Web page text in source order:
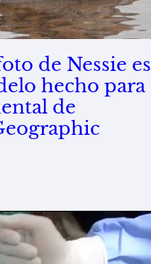
de Nessie es
hecho para
de